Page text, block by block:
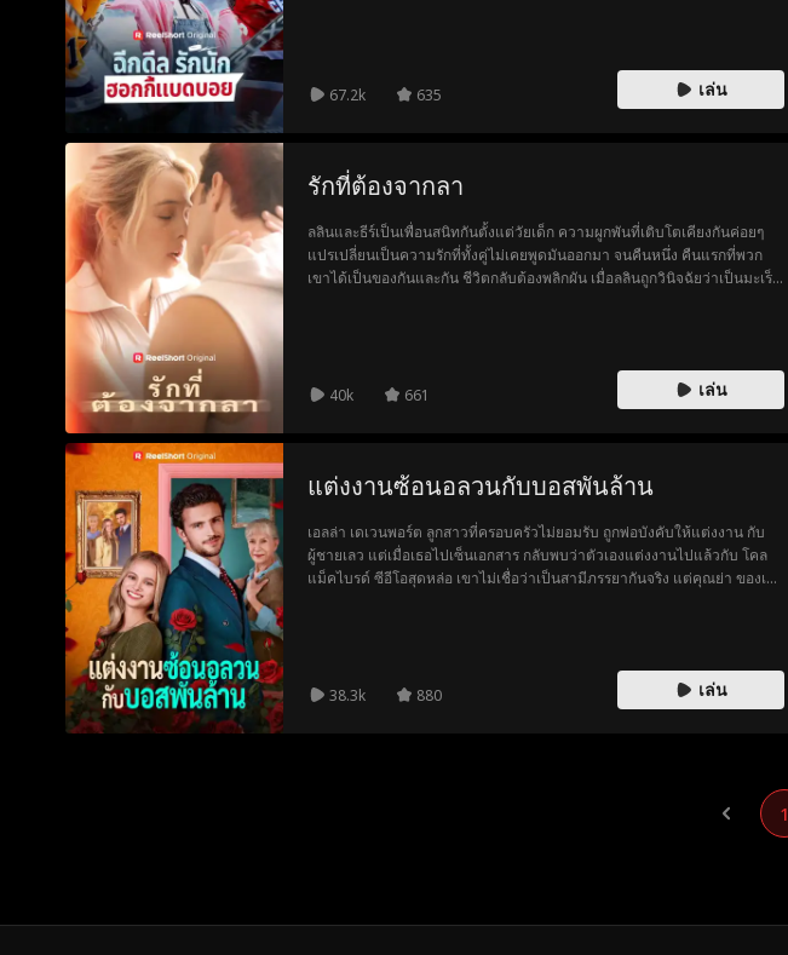
ปลอม ๆ ขึ้นมา เพื่อเก็บความลับของเจนให้ปลอดภัย ยิ่งพวกเขาใช้เวลาอยู่ด้วย
กันมากเท่าไหร่ เจนก็ยิ่งพบว่าภายใต้บุคลิกแบบแบดบอยของตันนั้น มีหัวใจที่
อบอุ่นและอ่อนโยนซ่อนอยู่ พร้อมที่จะเยียวยาหัวใจที่แตกสลายของเธอ และยืน
67.2k 635 เล่น
รักที่ต้องจากลา
ลลินและธีร์เป็นเพื่อนสนิทกันตั้งแต่วัยเด็ก ความผูกพันที่เติบโตเคียงกันค่อยๆ
แปรเปลี่ยนเป็นความรักที่ทั้งคู่ไม่เคยพูดมันออกมา จนคืนหนึ่ง คืนแรกที่พวก
เขาได้เป็นของกันและกัน ชีวิตกลับต้องพลิกผัน เมื่อลลินถูกวินิจฉัยว่าเป็นมะเร็ง
40k 661 เล่น
แต่งงานซ้อนอลวนกับบอสพันล้าน
เอลล่า เดเวนพอร์ต ลูกสาวที่ครอบครัวไม่ยอมรับ ถูกพ่อบังคับให้แต่งงาน กับ
ผู้ชายเลว แต่เมื่อเธอไปเซ็นเอกสาร กลับพบว่าตัวเองแต่งงานไปแล้วกับ โคล
แม็คไบรด์ ซีอีโอสุดหล่อ เขาไม่เชื่อว่าเป็นสามีภรรยากันจริง แต่คุณย่า ของเขา
38.3k 880 เล่น
1